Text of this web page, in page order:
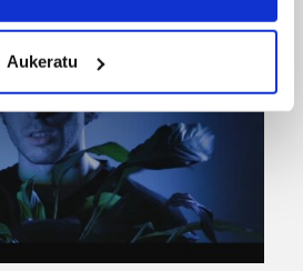
by actively scanning it for
(fingerprinting)
your personal data is processed
in thedetails section.
zure datu pertsonalak
IP zenbakia, besteak beste,
adibidez, iragarki eta eduki
Aukeratu